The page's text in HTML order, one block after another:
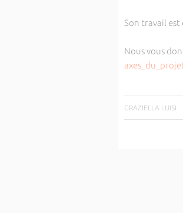
Son travail
Nous vous
GRAZIELLA LUISI